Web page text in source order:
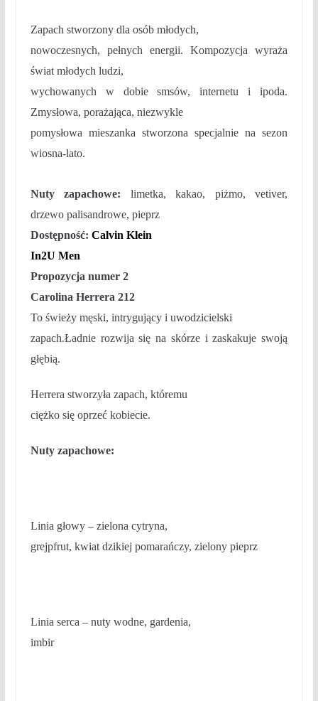
Zapach stworzony dla osób młodych,
nowoczesnych, pełnych energii. Kompozycja wyraża
świat młodych ludzi,
wychowanych w dobie smsów, internetu i ipoda.
Zmysłowa, porażająca, niezwykle
pomysłowa mieszanka stworzona specjalnie na sezon
wiosna-lato.
Nuty zapachowe:
limetka, kakao, piżmo, vetiver,
drzewo palisandrowe, pieprz
Dostępność: Calvin Klein
In2U Men
Propozycja numer 2
Carolina Herrera 212
To świeży męski, intrygujący i uwodzicielski
zapach.Ładnie rozwija się na skórze i zaskakuje swoją
głębią.
Herrera stworzyła zapach, któremu
ciężko się oprzeć kobiecie.
Nuty zapachowe:
Linia głowy– zielona cytryna,
grejpfrut, kwiat dzikiej pomarańczy, zielony pieprz
Linia serca – nuty wodne, gardenia,
imbir